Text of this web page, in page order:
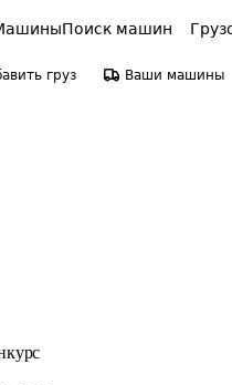
Поиск машин
груз Ваши машины